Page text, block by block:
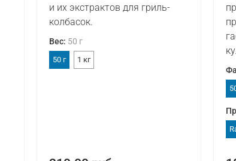
и их экстрактов для гриль-
колбасок.
Вес: 50 г
50 г 1 кг